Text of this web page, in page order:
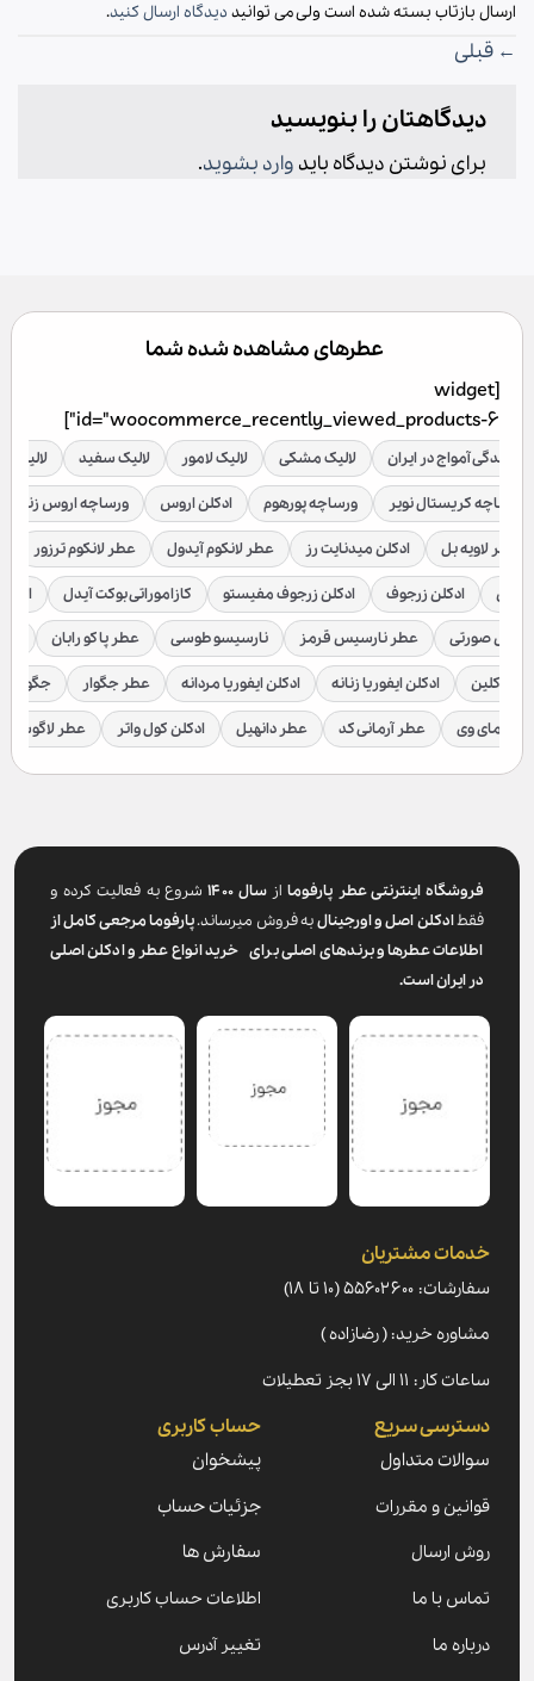
ارسال بازتاب بسته شده است ولی می توانید دیدگاه ارسال کنید.
← قبلی
دیدگاهتان را بنویسید
برای نوشتن دیدگاه باید وارد بشوید.
عطرهای مشاهده شده شما
[widget
id="woocommerce_recently_viewed_products-6"]
نمایندگی آمواج در ایران لالیک مشکی لالیک لامور لالیک سفید لالیک
ورساچه کریستال نویر ورساچه پورهوم ادکلن اروس ورساچه اروس زنانه
عطر لاویه بل ادکلن میدنایت رز عطر لانکوم آیدول عطر لانکوم ترزور
ادکلن زرجوف ادکلن زرجوف مفیستو کازاموراتی بوکت آیدل
صورتی عطر نارسیس قرمز نارسیسو طوسی عطر پاکو رابان
کلین ادکلن ایفوریا زنانه ادکلن ایفوریا مردانه عطر جگوار جگوار
عطر مای وی عطر آرمانی کد عطر دانهیل ادکلن کول واتر عطر لاگوست
فروشگاه اینترنتی عطر پارفوما از سال ۱۴۰۰
شروع به فعالیت کرده و
فقطادکلن اصل و اورجینالبه فروش میرساند.پارفومامرجعی کامل از
اطلاعات عطرها و برندهای اصلی برای خرید انواع عطر و ادکلن اصلی
در ایران است.
خدمات مشتریان
سفارشات: ۵۵۶۰۲۶۰۰ (۱۰ تا ۱۸)
مشاوره خرید: ( رضازاده )
ساعات کار: ۱۱ الی ۱۷ بجز تعطیلات
دسترسی سریع
سوالات متداول
قوانین و مقررات
روش ارسال
تماس با ما
درباره ما
حساب کاربری
پیشخوان
جزئیات حساب
سفارش ها
اطلاعات حساب کاربری
تغییر آدرس